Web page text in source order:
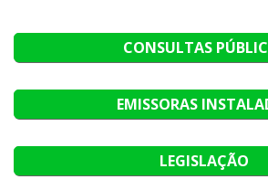
CONSULTAS
EMISSORAS
LEGISLAÇÃO